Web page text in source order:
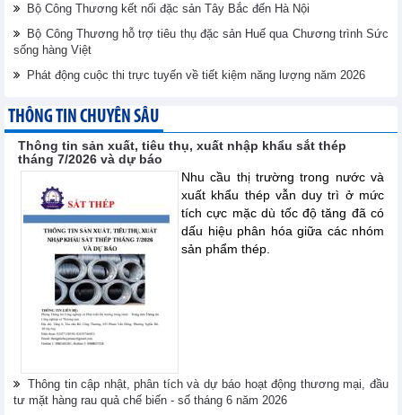
Bộ Công Thương kết nối đặc sản Tây Bắc đến Hà Nội
Bộ Công Thương hỗ trợ tiêu thụ đặc sản Huế qua Chương trình Sức
sống hàng Việt
Phát động cuộc thi trực tuyến về tiết kiệm năng lượng năm 2026
THÔNG TIN CHUYÊN SÂU
Thông tin sản xuất, tiêu thụ, xuất nhập khẩu sắt thép
tháng 7/2026 và dự báo
Nhu cầu thị trường trong nước và
xuất khẩu thép vẫn duy trì ở mức
tích cực mặc dù tốc độ tăng đã có
dấu hiệu phân hóa giữa các nhóm
sản phẩm thép.
Thông tin cập nhật, phân tích và dự báo hoạt động thương mại, đầu
tư mặt hàng rau quả chế biến - số tháng 6 năm 2026